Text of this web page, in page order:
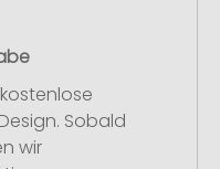
Sobald
wir